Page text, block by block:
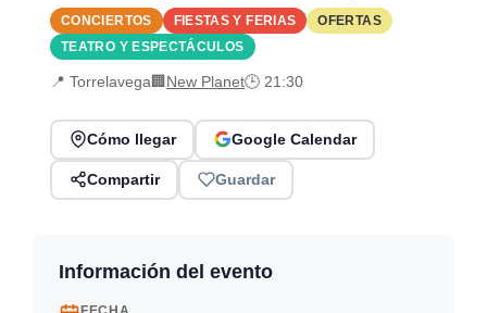
CONCIERTOS FIESTAS Y FERIAS
OFERTAS
TEATRO Y ESPECTÁCULOS
📍 Torrelavega🏢 New Planet🕒 21:30
Cómo llegar Google Calendar
Compartir Guardar
Información del evento